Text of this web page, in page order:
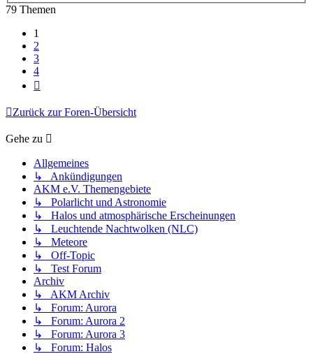
79 Themen
1
2
3
4
Zurück zur Foren-Übersicht
Gehe zu
Allgemeines
↳ Ankündigungen
AKM e.V. Themengebiete
↳ Polarlicht und Astronomie
↳ Halos und atmosphärische Erscheinungen
↳ Leuchtende Nachtwolken (NLC)
↳ Meteore
↳ Off-Topic
↳ Test Forum
Archiv
↳ AKM Archiv
↳ Forum: Aurora
↳ Forum: Aurora 2
↳ Forum: Aurora 3
↳ Forum: Halos